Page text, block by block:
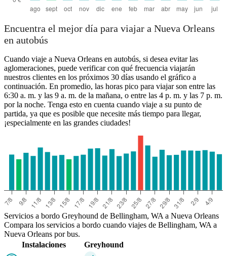
Encuentra el mejor día para viajar a Nueva Orleans
en autobús
Cuando viaje a Nueva Orleans en autobús, si desea evitar las
aglomeraciones, puede verificar con qué frecuencia viajarán
nuestros clientes en los próximos 30 días usando el gráfico a
continuación. En promedio, las horas pico para viajar son entre las
6:30 a. m. y las 9 a. m. de la mañana, o entre las 4 p. m. y las 7 p. m.
por la noche. Tenga esto en cuenta cuando viaje a su punto de
partida, ya que es posible que necesite más tiempo para llegar,
¡especialmente en las grandes ciudades!
Servicios a bordo Greyhound de Bellingham, WA a Nueva Orleans
Compara los servicios a bordo cuando viajes de Bellingham, WA a
Nueva Orleans por bus.
Instalaciones
Greyhound